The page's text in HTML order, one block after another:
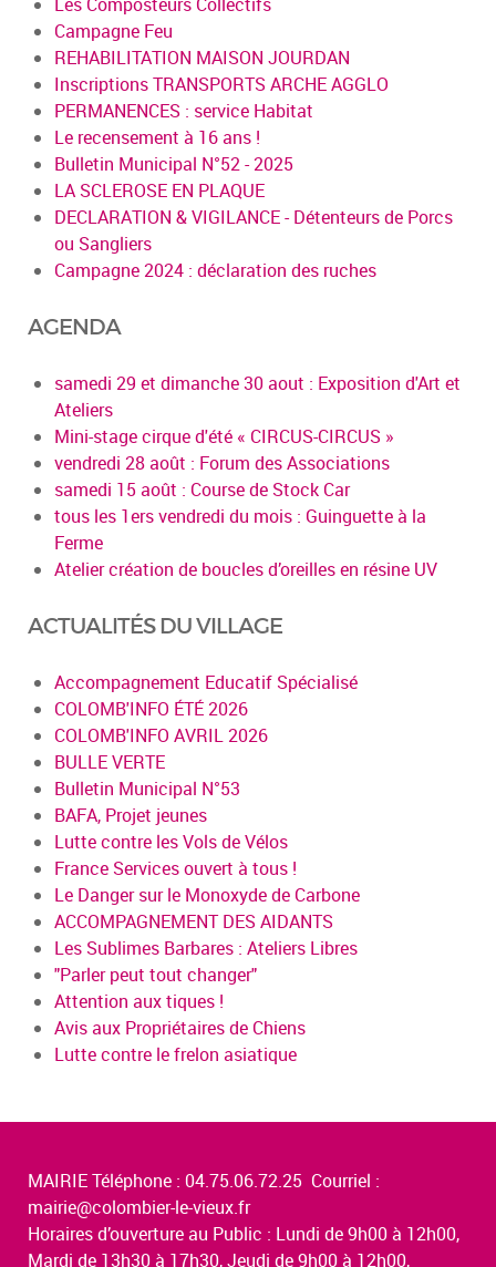
Campagne Feu
REHABILITATION MAISON JOURDAN
Inscriptions TRANSPORTS ARCHE AGGLO
PERMANENCES : service Habitat
Le recensement à 16 ans !
Bulletin Municipal N°52 - 2025
LA SCLEROSE EN PLAQUE
DECLARATION & VIGILANCE - Détenteurs de Porcs
ou Sangliers
Campagne 2024 : déclaration des ruches
AGENDA
samedi 29 et dimanche 30 aout : Exposition d'Art et
Ateliers
Mini-stage cirque d'été « CIRCUS-CIRCUS »
vendredi 28 août : Forum des Associations
samedi 15 août : Course de Stock Car
tous les 1ers vendredi du mois : Guinguette à la
Ferme
Atelier création de boucles d’oreilles en résine UV
ACTUALITÉS DU VILLAGE
Accompagnement Educatif Spécialisé
COLOMB'INFO ÉTÉ 2026
COLOMB'INFO AVRIL 2026
BULLE VERTE
Bulletin Municipal N°53
BAFA, Projet jeunes
Lutte contre les Vols de Vélos
France Services ouvert à tous !
Le Danger sur le Monoxyde de Carbone
ACCOMPAGNEMENT DES AIDANTS
Les Sublimes Barbares : Ateliers Libres
"Parler peut tout changer"
Attention aux tiques !
Avis aux Propriétaires de Chiens
Lutte contre le frelon asiatique
MAIRIE Téléphone : 04.75.06.72.25 Courriel :
mairie@colombier-le-vieux.fr
Horaires d’ouverture au Public : Lundi de 9h00 à 12h00,
Mardi de 13h30 à 17h30, Jeudi de 9h00 à 12h00,